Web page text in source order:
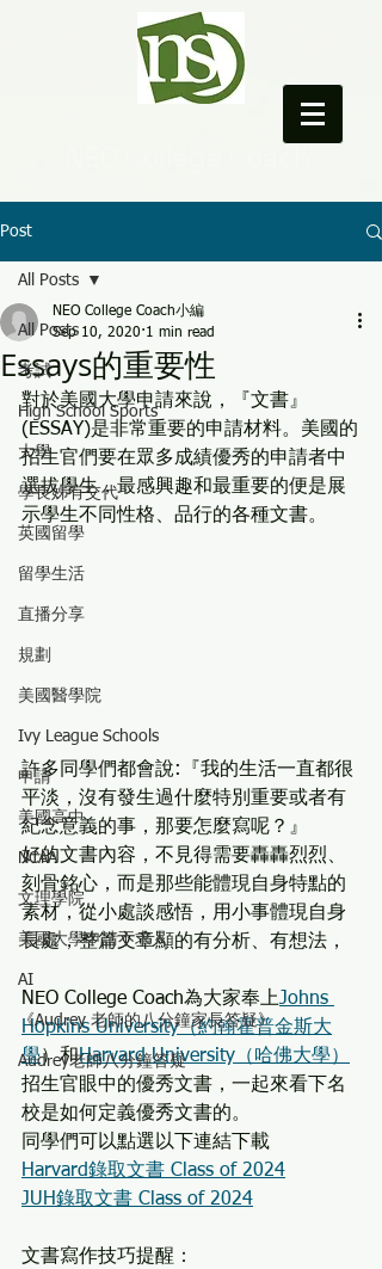
Post
All Posts
考試
High School Sports
大學
學長姊有交代
英國留學
留學生活
直播分享
規劃
美國醫學院
Ivy League Schools
申請
美國高中
NCAA
文理學院
美國大學申請不求人
AI
《Audrey 老師的八分鐘家長答疑》
Audrey老師八分鐘答疑
All Posts
Essays的重要性
NEO College Coach小編
Sep 10, 2020 1 min read
對於美國大學申請來說，『文書』
(ESSAY)是非常重要的申請材料。美國的
招生官們要在眾多成績優秀的申請者中
選拔學生，最感興趣和最重要的便是展
示學生不同性格、品行的各種文書。
許多同學們都會說:『我的生活一直都很
平淡，沒有發生過什麼特別重要或者有
紀念意義的事，那要怎麼寫呢？』
好的文書內容，不見得需要轟轟烈烈、
刻骨銘心，而是那些能體現自身特點的
素材，從小處談感悟，用小事體現自身
長處，整篇文章顯的有分析、有想法，
NEO College Coach為大家奉上Johns
Hopkins University（約翰霍普金斯大
學）和Harvard University（哈佛大學）
招生官眼中的優秀文書，一起來看下名
校是如何定義優秀文書的。
同學們可以點選以下連結下載
Harvard錄取文書 Class of 2024
JUH錄取文書 Class of 2024
文書寫作技巧提醒：